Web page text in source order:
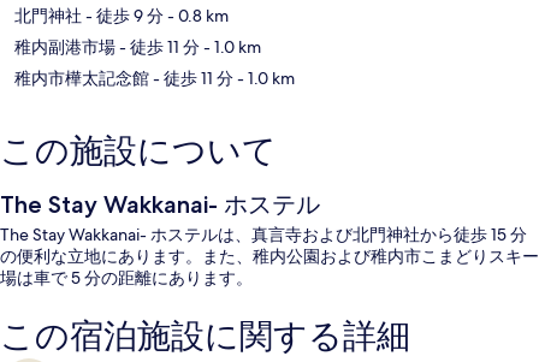
北門神社 - 徒歩 9 分- 0.8 km
稚内副港市場- 徒歩 11 分- 1.0 km
稚内市樺太記念館- 徒歩 11 分- 1.0 km
この施設について
The Stay Wakkanai- ホステル
The Stay Wakkanai- ホステルは、真言寺および北門神社から徒歩 15 分
の便利な立地にあります。また、稚内公園および稚内市こまどりスキー
場は車で 5 分の距離にあります。
この宿泊施設に関する詳細